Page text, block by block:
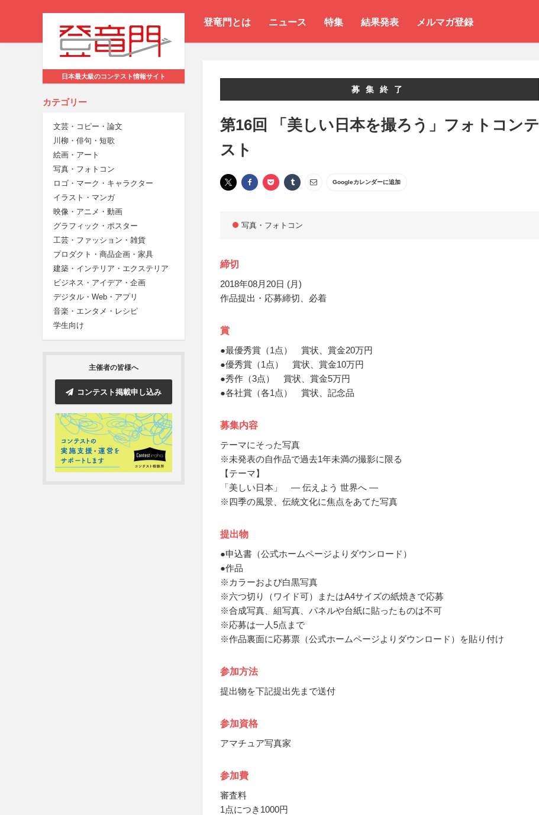
登竜門とは ニュース 特集 結果発表 メルマガ登録
日本最大級のコンテスト情報サイト
カテゴリー
文芸・コピー・論文
川柳・俳句・短歌
絵画・アート
写真・フォトコン
ロゴ・マーク・キャラクター
イラスト・マンガ
映像・アニメ・動画
グラフィック・ポスター
工芸・ファッション・雑貨
プロダクト・商品企画・家具
建築・インテリア・エクステリア
ビジネス・アイデア・企画
デジタル・Web・アプリ
音楽・エンタメ・レシピ
学生向け
主催者の皆様へ
コンテスト掲載申し込み
募集終了
第16回 「美しい日本を撮ろう」フォトコンテ
スト
Googleカレンダーに追加
写真・フォトコン
締切
2018年08月20日 (月)
作品提出・応募締切、必着
賞
●最優秀賞（1点） 賞状、賞金20万円
●優秀賞（1点） 賞状、賞金10万円
●秀作（3点） 賞状、賞金5万円
●各社賞（各1点） 賞状、記念品
募集内容
テーマにそった写真
※未発表の自作品で過去1年未満の撮影に限る
【テーマ】
「美しい日本」 ― 伝えよう 世界へ ―
※四季の風景、伝統文化に焦点をあてた写真
提出物
●申込書（公式ホームページよりダウンロード）
●作品
※カラーおよび白黒写真
※六つ切り（ワイド可）またはA4サイズの紙焼きで応募
※合成写真、組写真、パネルや台紙に貼ったものは不可
※応募は一人5点まで
※作品裏面に応募票（公式ホームページよりダウンロード）を貼り付け
参加方法
提出物を下記提出先まで送付
参加資格
アマチュア写真家
参加費
審査料
1点につき1000円